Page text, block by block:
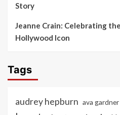
Story
Jeanne Crain: Celebrating
Hollywood Icon
Tags
audrey hepburn ava gardner